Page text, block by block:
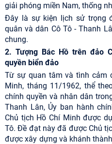
giải phóng miền Nam, thống
Đây là sự kiện lịch sử trọng
quân và dân Cô Tô - Thanh
chung.
2. Tượng Bác Hồ trên đảo
quyền biển đảo
Từ sự quan tâm và tình cảm
Minh, tháng 11/1962, thể
chính quyền và nhân dân
Thanh Lân, Ủy ban hành
Chủ tịch Hồ Chí Minh được
Tô. Đề đạt này đã được Chủ
được xây dựng và khánh